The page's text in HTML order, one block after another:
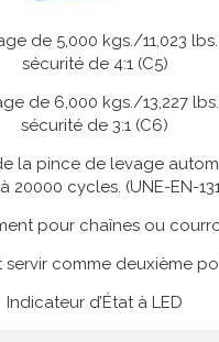
de 5,000 kgs./11,023
sécurité de 4:1 (C5)
de 6,000 kgs./13,227
sécurité de 3:1 (C6)
la pince de levage
20000 cycles. (UNE-EN-
pour chaînes ou
servir comme deuxième
Indicateur d’État à LED